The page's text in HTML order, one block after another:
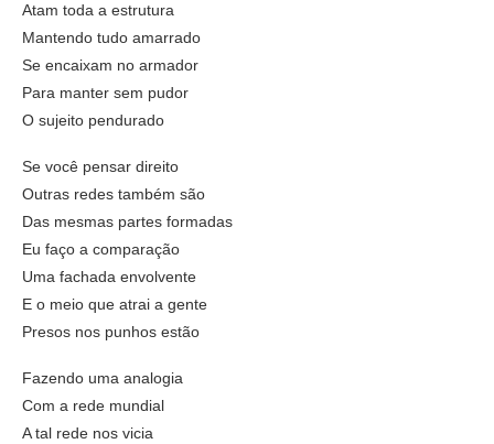
Atam toda a estrutura
Mantendo tudo amarrado
Se encaixam no armador
Para manter sem pudor
O sujeito pendurado
Se você pensar direito
Outras redes também são
Das mesmas partes formadas
Eu faço a comparação
Uma fachada envolvente
E o meio que atrai a gente
Presos nos punhos estão
Fazendo uma analogia
Com a rede mundial
A tal rede nos vicia